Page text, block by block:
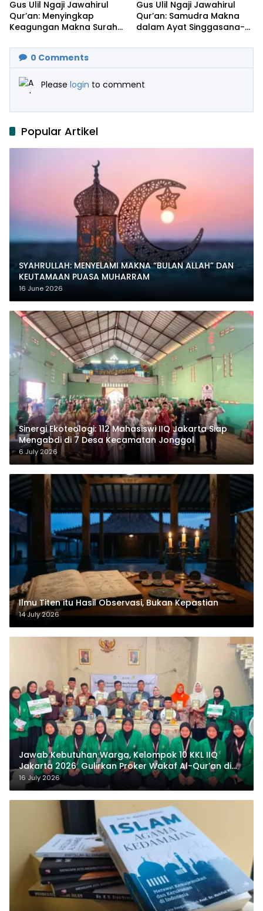
Gus Ulil Ngaji Jawahirul
Qur’an: Menyingkap
Keagungan Makna Surah
Gus Ulil Ngaji Jawahirul
Qur’an: Samudra Makna
dalam Ayat Singgasana-
0 Comments
Please login to comment
Popular Artikel
SYAHRULLAH: MENYELAMI MAKNA “BULAN ALLAH” DAN
KEUTAMAAN PUASA MUHARRAM
16 June 2026
‎Sinergi Ekoteologi: 112 Mahasiswi IIQ Jakarta Siap
Mengabdi di 7 Desa Kecamatan Jonggol
6 July 2026
Ilmu Titen itu Hasil Observasi, Bukan Kepastian
14 July 2026
Jawab Kebutuhan Warga, Kelompok 10 KKL IIQ
Jakarta 2026 Gulirkan Proker Wakaf Al-Qur’an di
Sukamanah
16 July 2026